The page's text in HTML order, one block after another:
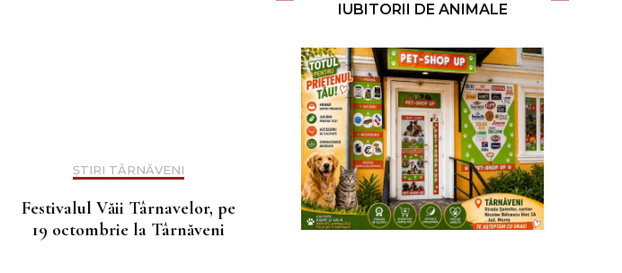
ȘTIRI TÂRNĂVENI
Festivalul Văii Târnavelor, pe
19 octombrie la Târnăveni
IUBITORII DE ANIMALE